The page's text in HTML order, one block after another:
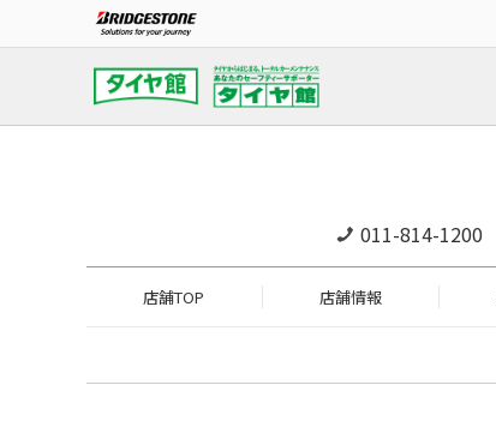
011-814-1200
店舗TOP 店舗情報